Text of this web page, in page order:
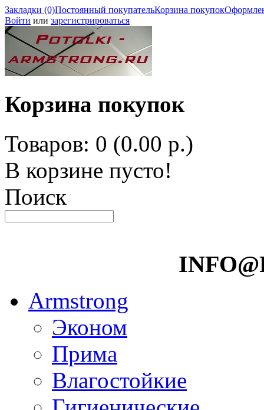
Закладки (0)Постоянный покупательКорзина покупок
Войти или зарегистрироваться
Корзина покупок
Товаров: 0 (0.00 р.)
В корзине пусто!
Поиск
Armstrong
Эконом
Прима
Влагостойкие